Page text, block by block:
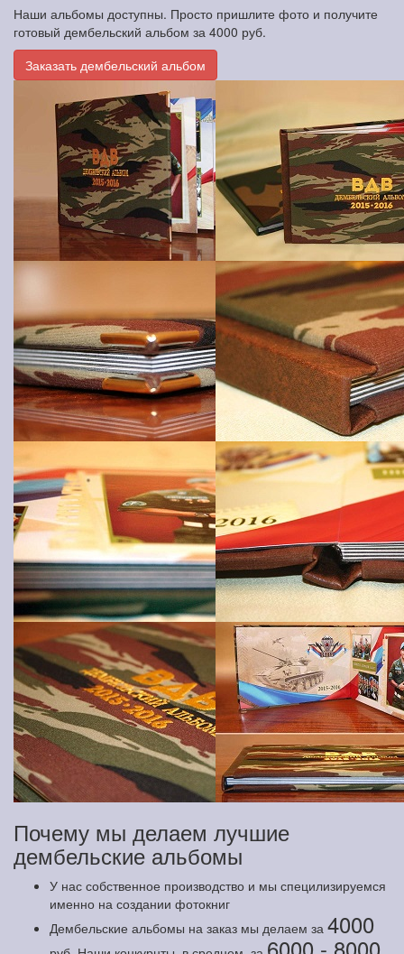
Наши альбомы доступны. Просто пришлите фото и получите
готовый дембельский альбом за 4000 руб.
Заказать дембельский альбом
Почему мы делаем лучшие
дембельские альбомы
У нас собственное производство и мы специлизируемся
именно на создании фотокниг
Дембельские альбомы на заказ мы делаем за 4000